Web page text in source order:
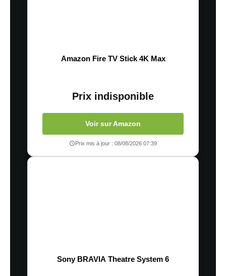
Amazon Fire TV Stick 4K Max
Prix indisponible
Voir sur Amazon
Prix mis à jour : 08/08/2026 07:39
Sony BRAVIA Theatre System 6